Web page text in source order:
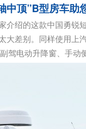
中顶”B型房车助
介绍的这款中国勇
大差别。同样使用
驾电动升降窗、手动